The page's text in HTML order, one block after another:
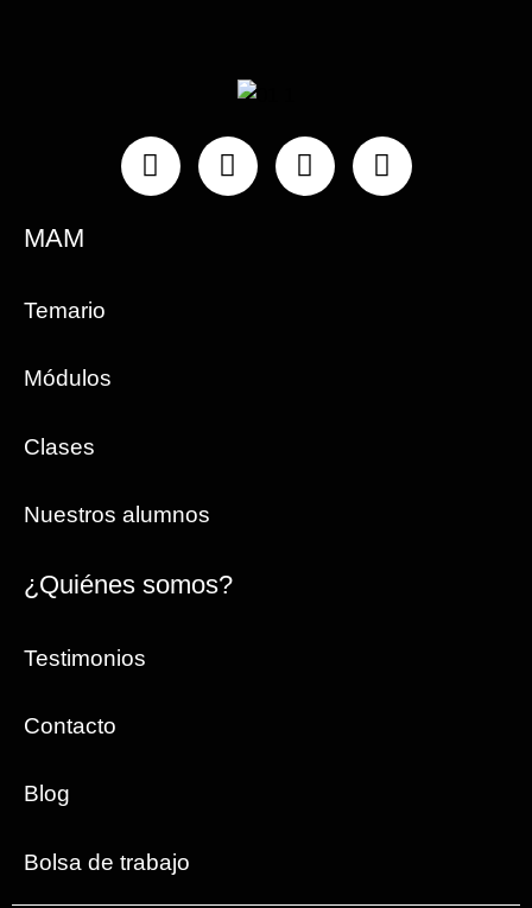
InstagramFacebookLinkedinYoutube
MAM
Temario
Módulos
Clases
Nuestros alumnos
¿Quiénes somos?
Testimonios
Contacto
Blog
Bolsa de trabajo